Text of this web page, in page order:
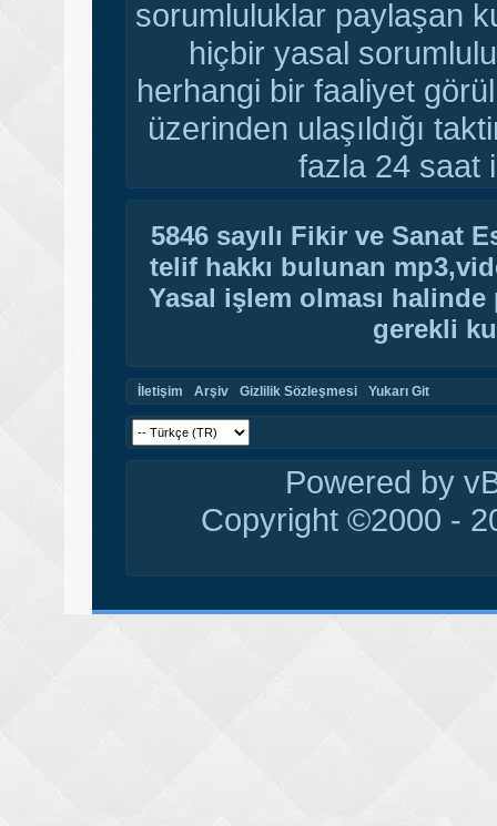
sorumluluklar paylaşan
hiçbir yasal
herhangi bir faaliyet
üzerinden ulaşıldığı
fazla 24 saat
5846 sayılı Fikir ve Sanat
telif hakkı bulunan
Yasal işlem olması
gerekli
İletişim Arşiv Gizlilik Sözleşmesi Yukarı Git
Powered by
Copyright ©2000 -